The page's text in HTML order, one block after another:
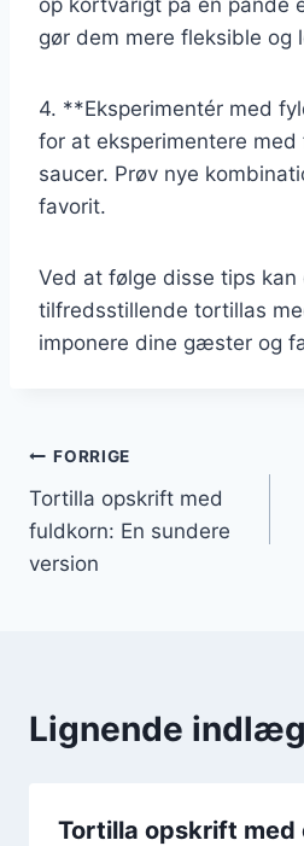
gør dem mere fleksible og
4. **Eksperimentér med
for at eksperimentere
saucer. Prøv nye
favorit.
Ved at følge disse tips
tilfredsstillende tortillas
imponere dine gæster og
FORRIGE
Tortilla opskrift med
fuldkorn: En sundere
version
Lignende indlæg
Tortilla opskrift med